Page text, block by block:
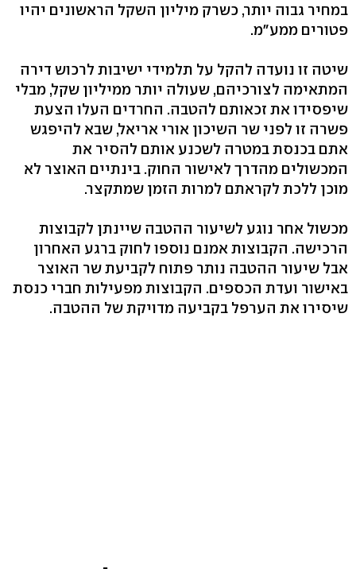
במחיר גבוה יותר, כשרק מיליון השקל הראשונים יהיו
פטורים ממע"מ.
שיטה זו נועדה להקל על תלמידי ישיבות לרכוש דירה
המתאימה לצורכיהם, שעולה יותר ממיליון שקל, מבלי
שיפסידו את זכאותם להטבה. החרדים העלו הצעת
פשרה זו לפני שר השיכון אורי אריאל, שבא להיפגש
אתם בכנסת במטרה לשכנע אותם להסיר את
המכשולים מהדרך לאישור החוק. בינתיים האוצר לא
מוכן ללכת לקראתם למרות הזמן שמתקצר.
מכשול אחר נוגע לשיעור ההטבה שיינתן לקבוצות
הרכישה. הקבוצות אמנם נוספו לחוק ברגע האחרון
אבל שיעור ההטבה נותר פתוח לקביעת שר האוצר
באישור ועדת הכספים. הקבוצות מפעילות חברי כנסת
שיסירו את הערפל בקביעה מדויקת של ההטבה.